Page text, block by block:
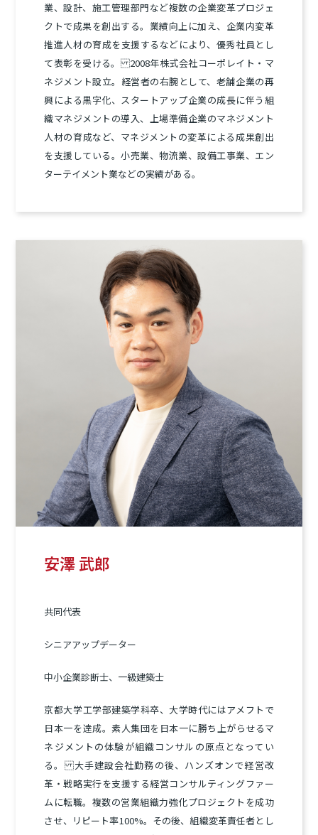
業、設計、施工管理部門など複数の企業変革プロジェ
クトで成果を創出する。業績向上に加え、企業内変革
推進人材の育成を支援するなどにより、優秀社員とし
て表彰を受ける。 2008年株式会社コーポレイト・マ
ネジメント設立。経営者の右腕として、老舗企業の再
興による黒字化、スタートアップ企業の成長に伴う組
織マネジメントの導入、上場準備企業のマネジメント
人材の育成など、マネジメントの変革による成果創出
を支援している。小売業、物流業、設備工事業、エン
ターテイメント業などの実績がある。
安澤 武郎
共同代表
シニアアップデーター
中小企業診断士、一級建築士
京都大学工学部建築学科卒、大学時代にはアメフトで
日本一を達成。素人集団を日本一に勝ち上がらせるマ
ネジメントの体験が組織コンサルの原点となってい
る。 大手建設会社勤務の後、ハンズオンで経営改
革・戦略実行を支援する経営コンサルティングファー
ムに転職。複数の営業組織力強化プロジェクトを成功
させ、リピート率100%。その後、組織変革責任者とし